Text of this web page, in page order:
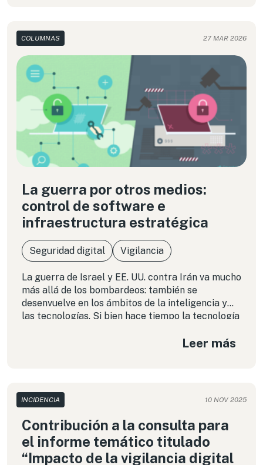
puede hacer frente a ella.
COLUMNAS 27 MAR 2026
La guerra por otros medios:
control de software e
infraestructura estratégica
Seguridad digital Vigilancia
La guerra de Israel y EE. UU. contra Irán va mucho
más allá de los bombardeos: también se
desenvuelve en los ámbitos de la inteligencia y
las tecnologías. Si bien hace tiempo la tecnología
drones, estamos siendo testigos de su renovada
alerta en ciberseguridad para todos los Estados.
¿Qué lecciones nos pueden dejar estos
acontecimientos para repensar los límites de la
seguridad y la soberanía nacional en América
Latina?
Leer más
INCIDENCIA 10 NOV 2025
Contribución a la consulta para
el informe temático titulado
“Impacto de la vigilancia digital